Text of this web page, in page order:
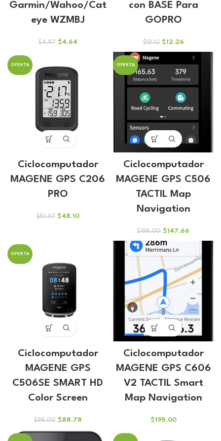
Garmin/Wahoo/Cat
eye WZMBJ
$4.97 El
era:
$4.97.
$4.64El
es:
con BASE Para
GOPRO
$13.12 El
precio
$13.12.
$12.26El
precio
actual
es:
$12.26.
OFERTA
Ciclocomputador
MAGENE GPS C206
PRO
$51.47 El
$48.10El
OFERTA
Ciclocomputador
MAGENE GPS C506
TACTIL Map
Navigation
$158.00 El
precio
original
era:
$158.00.
$147.66
precio
es:
$147.66.
OFERTA
Ciclocomputador
MAGENE GPS
C506SE SMART HD
Color Screen
$95.00 El
$88.78El
actual
Ciclocomputador
MAGENE GPS C606
V2 TACTIL Smart
Map Navigation
$195.00